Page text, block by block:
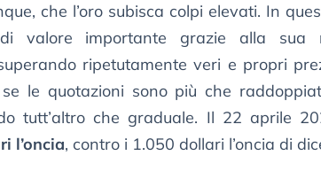
che l’oro subisca colpi elevati. In
valore importante grazie alla sua
ripetutamente veri e propri
le quotazioni sono più che
tutt’altro che graduale. Il 22 aprile
l’oncia, contro i 1.050 dollari l’oncia di